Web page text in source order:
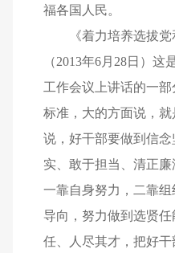
福各国人民。
《着力培养选拔
（2013年6月28日）
工作会议上讲话的一
标准，大的方面说，
说，好干部要做到信
实、敢于担当、清正廉
一靠自身努力，二靠
导向，努力做到选贤
任、人尽其才，把好